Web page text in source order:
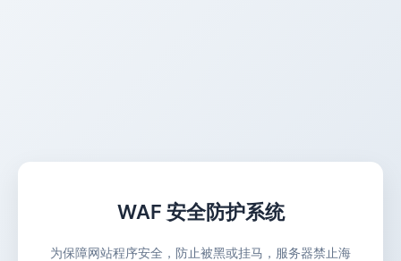
WAF 安全防护系统
为保障网站程序安全，防止被黑或挂马，服务器禁止海